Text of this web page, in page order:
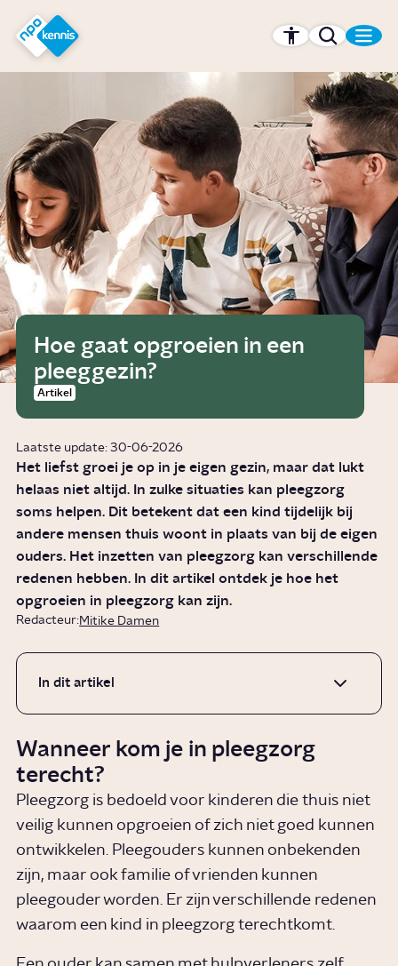
Hét kennisplatform van de NPO
Hoe gaat opgroeien in een
pleeggezin?
Artikel
Laatste update: 30-06-2026
Het liefst groei je op in je eigen gezin, maar dat lukt
helaas niet altijd. In zulke situaties kan pleegzorg
soms helpen. Dit betekent dat een kind tijdelijk bij
andere mensen thuis woont in plaats van bij de eigen
ouders. Het inzetten van pleegzorg kan verschillende
redenen hebben. In dit artikel ontdek je hoe het
opgroeien in pleegzorg kan zijn.
Redacteur:Mitike Damen
In dit artikel
Wanneer kom je in pleegzorg
terecht?
Pleegzorg is bedoeld voor kinderen die thuis niet
veilig kunnen opgroeien of zich niet goed kunnen
ontwikkelen. Pleegouders kunnen onbekenden
zijn, maar ook familie of vrienden kunnen
pleegouder worden. Er zijn verschillende redenen
waarom een kind in pleegzorg terechtkomt.